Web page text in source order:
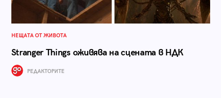
НЕЩАТА ОТ ЖИВОТА
Stranger Things оживява на сцената в НДК
РЕДАКТОРИТЕ